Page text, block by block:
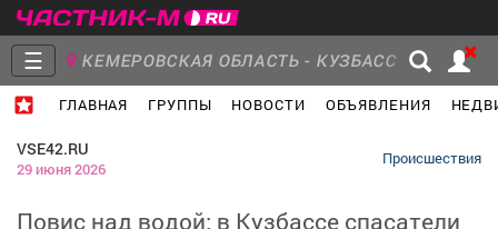
☰ КЕМЕРОВСКАЯ ОБЛАСТЬ - КУЗБАСС
ГЛАВНАЯ ГРУППЫ НОВОСТИ ОБЪЯВЛЕНИЯ
VSE42.RU
29 июня 2026
Происшествия
Повис над водой: в Кузбассе спасатели